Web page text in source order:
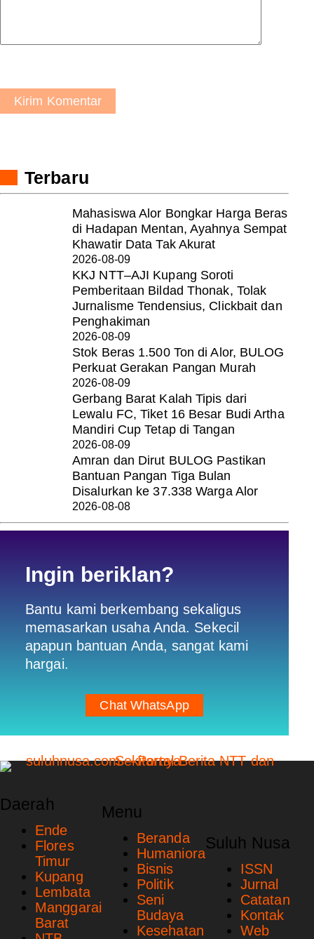
Kirim Komentar
Terbaru
Mahasiswa Alor Bongkar Harga Beras
di Hadapan Mentan, Ayahnya Sempat
Khawatir Data Tak Akurat
2026-08-09
KKJ NTT–AJI Kupang Soroti
Pemberitaan Bildad Thonak, Tolak
Jurnalisme Tendensius, Clickbait dan
Penghakiman
2026-08-09
Stok Beras 1.500 Ton di Alor, BULOG
Perkuat Gerakan Pangan Murah
2026-08-09
Gerbang Barat Kalah Tipis dari
Lewalu FC, Tiket 16 Besar Budi Artha
Mandiri Cup Tetap di Tangan
2026-08-09
Amran dan Dirut BULOG Pastikan
Bantuan Pangan Tiga Bulan
Disalurkan ke 37.338 Warga Alor
2026-08-08
Ingin beriklan?
Bantu kami berkembang sekaligus
memasarkan usaha Anda. Sekecil
apapun bantuan Anda, sangat kami
hargai.
Chat WhatsApp
Daerah
Ende
Flores
Timur
Kupang
Lembata
Manggarai
Barat
Menu
Beranda
Humaniora
Bisnis
Politik
Seni
Budaya
Kesehatan
Suluh Nusa
ISSN
Jurnal
Catatan
Kontak
Web